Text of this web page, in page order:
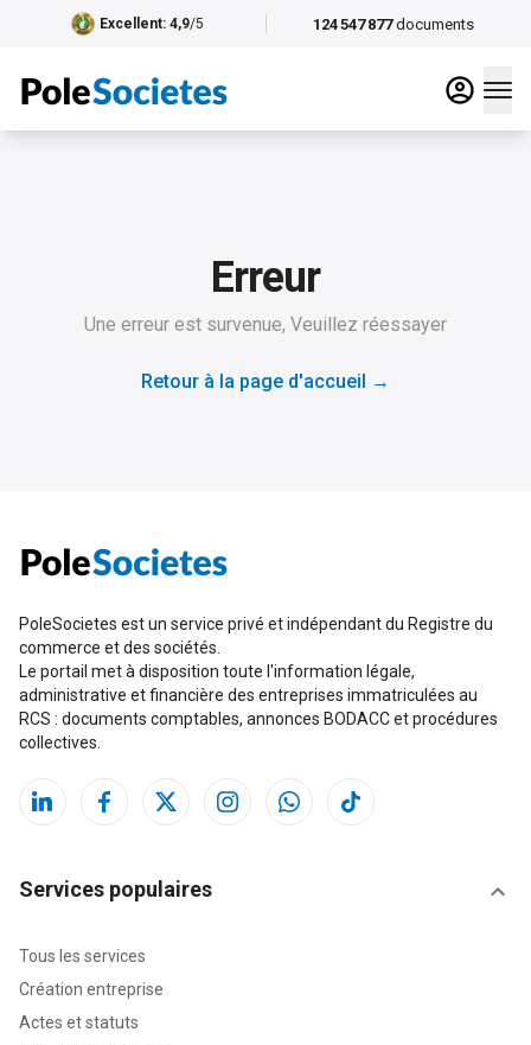
124 547 877 documents
Excellent: 4,9/5
Erreur
Une erreur est survenue, Veuillez réessayer
Retour à la page d'accueil →
PoleSocietes est un service privé et indépendant du Registre du
commerce et des sociétés.
Le portail met à disposition toute l'information légale,
administrative et financière des entreprises immatriculées au
RCS : documents comptables, annonces BODACC et procédures
collectives.
Services populaires
Tous les services
Création entreprise
Actes et statuts